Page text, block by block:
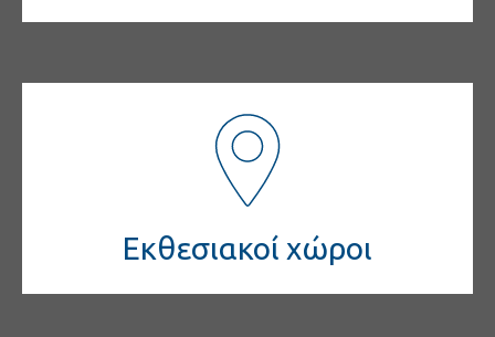
Εκθεσιακοί χώροι